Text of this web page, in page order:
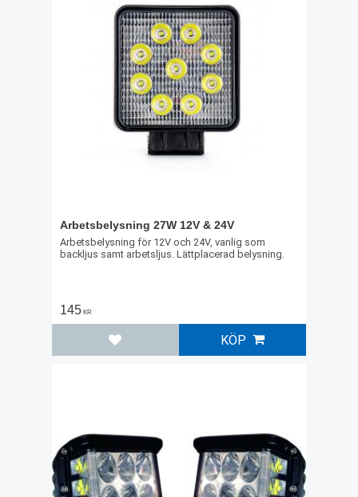
Arbetsbelysning 27W 12V & 24V
Arbetsbelysning för 12V och 24V, vanlig som
backljus samt arbetsljus. Lättplacerad belysning.
145KR
Lägg till i favoriter
KÖP